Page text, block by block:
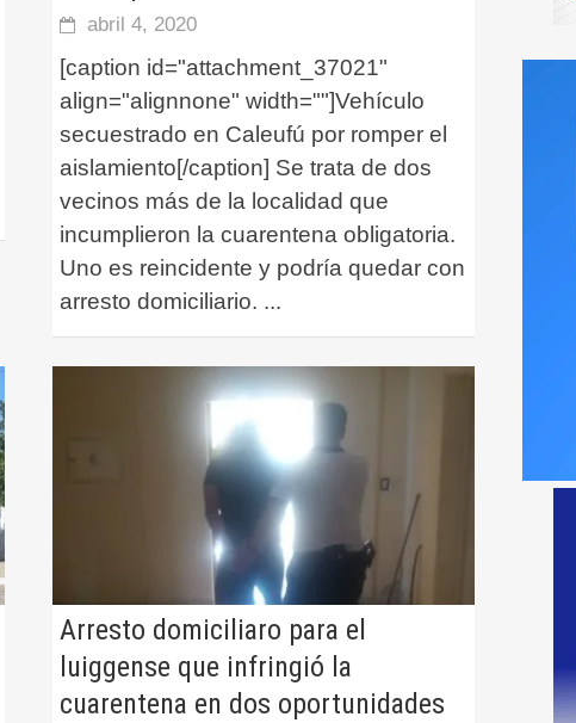
abril 4, 2020
[caption id="attachment_37021"
align="alignnone" width=""]Vehículo
secuestrado en Caleufú por romper el
aislamiento[/caption] Se trata de dos
vecinos más de la localidad que
incumplieron la cuarentena obligatoria.
Uno es reincidente y podría quedar con
arresto domiciliario. ...
Arresto domiciliaro para el
luiggense que infringió la
cuarentena en dos oportunidades